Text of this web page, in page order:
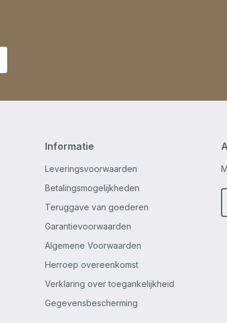
Informatie
Leveringsvoorwaarden
Betalingsmogelijkheden
Teruggave van goederen
Garantievoorwaarden
Algemene Voorwaarden
Herroep overeenkomst
Verklaring over toegankelijkheid
Gegevensbescherming